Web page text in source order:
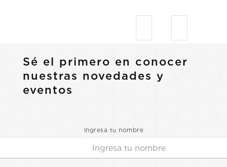
Sé el primero en conocer
nuestras novedades y
eventos
Ingresa tu nombre